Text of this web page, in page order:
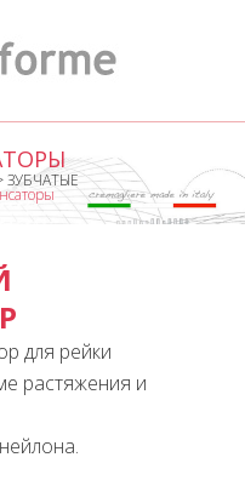
ЗУБЧАТЫЕ
для рейки
растяжения и